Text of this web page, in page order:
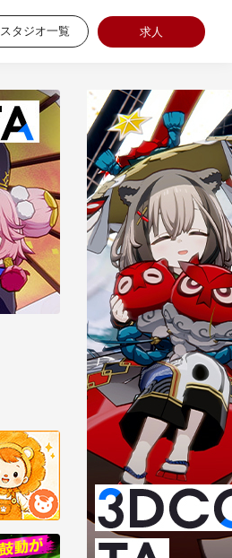
スタジオ一覧 求人